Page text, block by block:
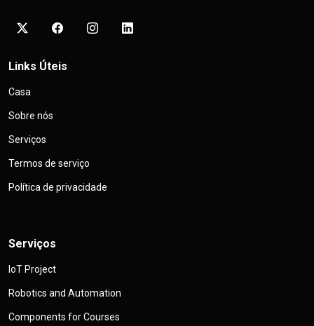
Links Úteis
Casa
Sobre nós
Serviços
Termos de serviço
Política de privacidade
Serviços
IoT Project
Robotics and Automation
Components for Courses